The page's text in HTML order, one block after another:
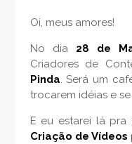
SOBRE
CONTATO
Oi, meus amores!
No dia 28 de
Criadores de
Pinda. Será um
trocarem idéias e
E eu estarei lá
Criação de Vídeos